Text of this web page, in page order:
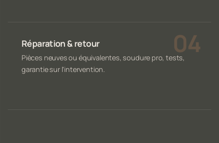
Réparation & retour
Pièces neuves ou équivalentes, soudure pro, tests,
garantie sur l'intervention.